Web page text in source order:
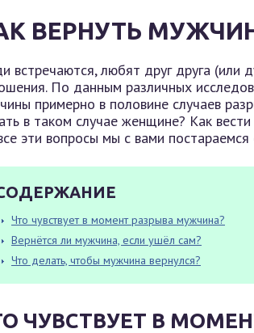
ВЕРНУТЬ
встречаются, любят друг друга (или
По данным различных
примерно в половине случаев
в таком случае женщине? Как
эти вопросы мы с вами постараемся
Что чувствует в момент разрыва мужчина?
Вернётся ли мужчина, если ушёл сам?
Что делать, чтобы мужчина вернулся?
ЧУВСТВУЕТ В